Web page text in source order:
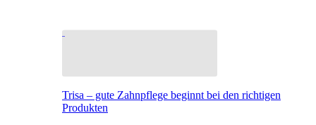
Trisa – gute Zahnpflege beginnt bei den richtigen
Produkten